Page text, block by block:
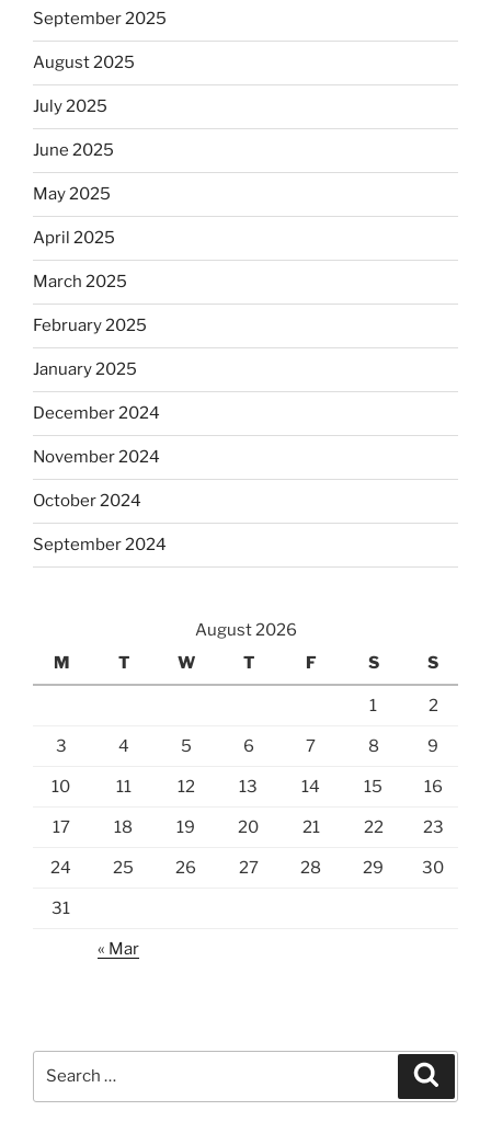
September 2025
August 2025
July 2025
June 2025
May 2025
April 2025
March 2025
February 2025
January 2025
December 2024
November 2024
October 2024
September 2024
August 2026
M
T W T F S S
1 2
3 4 5 6 7 8 9
10 11 12 13 14 15 16
17 18 19 20 21 22 23
24 25 26 27 28 29 30
31
« Mar